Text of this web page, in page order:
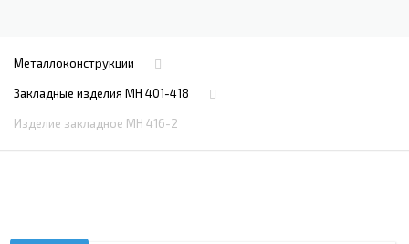
Металлоконструкции
Закладные изделия МН 401-418
Изделие закладное МН 416-2